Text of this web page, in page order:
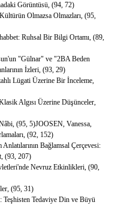
Görüntüsü, (94, 72)
Olmazsa Olmazları, (95,
Ruhsal Bir Bilgi Ortamı, (89,
"Gülnar" ve "2BA Beden
İzleri, (93, 29)
Lügati Üzerine Bir İnceleme,
Algısı Üzerine Düşünceler,
(95, 5)JOOSEN, Vanessa,
(92, 152)
Bağlamsal Çerçevesi:
(93, 207)
Nevruz Etkinlikleri, (90,
(95, 31)
Tedaviye Din ve Büyü